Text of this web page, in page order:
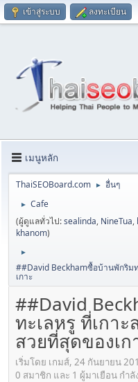
เข้าสู่ระบบ ลงทะเบียน
เมนูหลัก
ThaiSEOBoard.com ► อื่นๆ
►
Cafe
(ผู้ดูแลทั่วไป:sealinda, NineTua,
khanom)
►
##David Beckhamซื้อบ้านพักริม
เกาะ
##David
ทะเลหรู ที่เกา
สวยที่สุดของเก
เริ่มโดย เกมส์, 24 กันยายน
0 สมาชิก และ 1 ผู้มาเยือน กำ